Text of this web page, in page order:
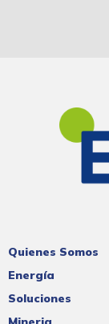
Quienes Somos
Energía
Soluciones